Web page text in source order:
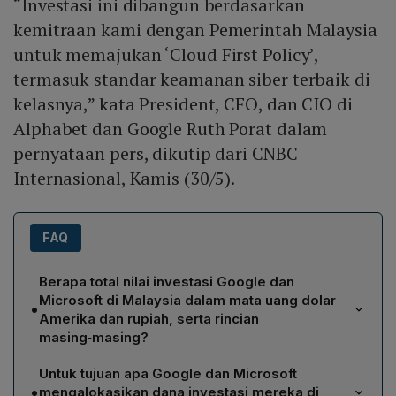
“Investasi ini dibangun berdasarkan
kemitraan kami dengan Pemerintah Malaysia
untuk memajukan ‘Cloud First Policy’,
termasuk standar keamanan siber terbaik di
kelasnya,” kata President, CFO, dan CIO di
Alphabet dan Google Ruth Porat dalam
pernyataan pers, dikutip dari CNBC
Internasional, Kamis (30/5).
FAQ
•
Berapa total nilai investasi Google dan
Microsoft di Malaysia dalam mata uang dolar
Amerika dan rupiah, serta rincian
masing‑masing?
Google menginvestasikan US$2 miliar atau setara
Rp32,4 triliun, sedangkan Microsoft menanamkan
•
Untuk tujuan apa Google dan Microsoft
mengalokasikan dana investasi mereka di